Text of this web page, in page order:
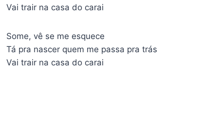
Vai trair na casa do carai
Some, vê se me esquece
Tá pra nascer quem me passa pra trás
Vai trair na casa do carai